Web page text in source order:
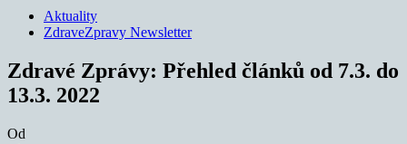
Aktuality
ZdraveZpravy Newsletter
Zdravé Zprávy: Přehled článků od 7.3. do
13.3. 2022
Od